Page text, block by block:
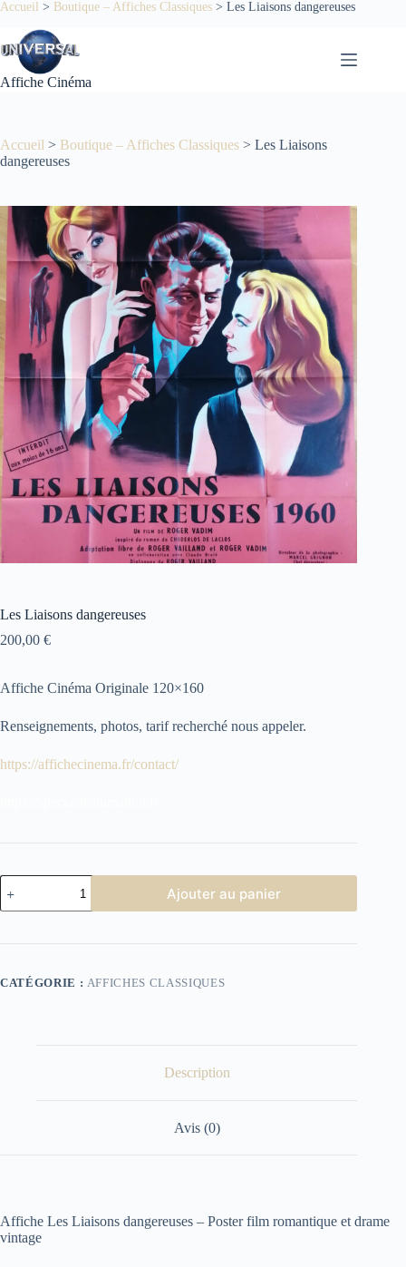
Passer
contenu
Accueil > Boutique – Affiches Classiques > Les Liaisons dangereuses
Affiche Cinéma
Accueil > Boutique – Affiches Classiques > Les Liaisons
dangereuses
Les Liaisons dangereuses
200,00 €
Affiche Cinéma Originale 120×160
Renseignements, photos, tarif recherché nous appeler.
https://affichecinema.fr/contact/
quantité
de
Les
dangereuses
Ajouter au panier
CATÉGORIE : AFFICHES CLASSIQUES
Description
Avis (0)
Affiche Les Liaisons dangereuses – Poster film romantique et drame
vintage